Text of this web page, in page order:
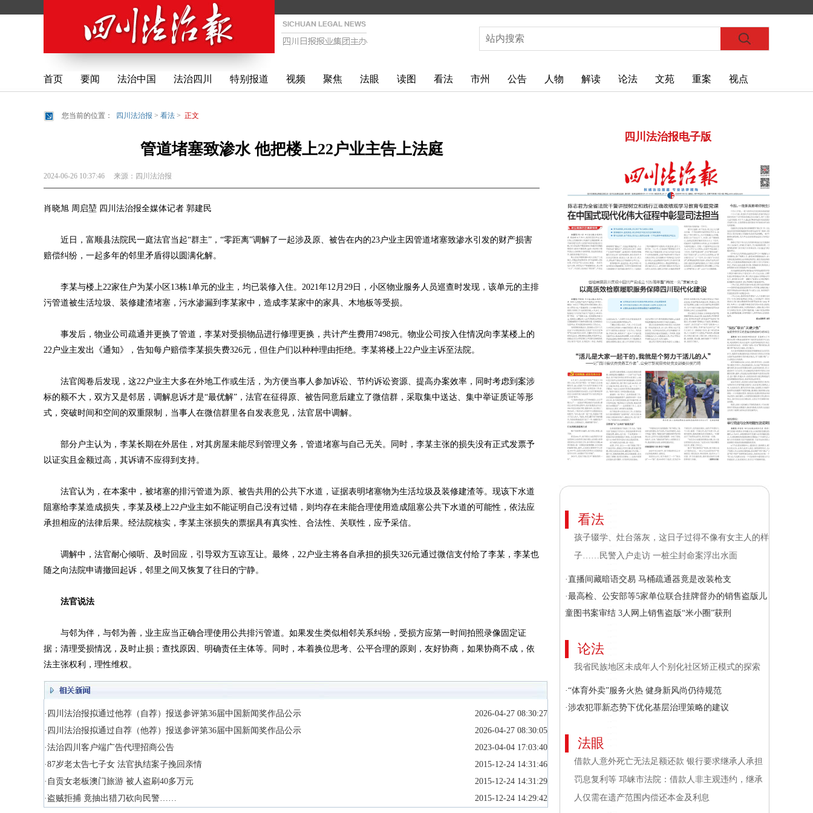
首页 要闻 法治中国 法治四川 特别报道 视频 聚焦 法眼 读图 看法 市州 公告 人物 解读 论法 文苑 重案 视点
您当前的位置： 四川法治报 > 看法 > 正文
管道堵塞致渗水 他把楼上22户业主告上法庭
2024-06-26 10:37:46 来源： 四川法治报
肖晓旭 周启堃 四川法治报全媒体记者 郭建民
近日，富顺县法院民一庭法官当起“群主”，“零距离”调解了一起涉及原、被告在内的23户业主因管道堵塞致渗水引发的财产损害
赔偿纠纷，一起多年的邻里矛盾得以圆满化解。
李某与楼上22家住户为某小区13栋1单元的业主，均已装修入住。2021年12月29日，小区物业服务人员巡查时发现，该单元的主排
污管道被生活垃圾、装修建渣堵塞，污水渗漏到李某家中，造成李某家中的家具、木地板等受损。
事发后，物业公司疏通并更换了管道，李某对受损物品进行修理更换，共计产生费用7498元。物业公司按入住情况向李某楼上的
22户业主发出《通知》，告知每户赔偿李某损失费326元，但住户们以种种理由拒绝。李某将楼上22户业主诉至法院。
法官阅卷后发现，这22户业主大多在外地工作或生活，为方便当事人参加诉讼、节约诉讼资源、提高办案效率，同时考虑到案涉
标的额不大，双方又是邻居，调解息诉才是“最优解”，法官在征得原、被告同意后建立了微信群，采取集中送达、集中举证质证等形
式，突破时间和空间的双重限制，当事人在微信群里各自发表意见，法官居中调解。
部分户主认为，李某长期在外居住，对其房屋未能尽到管理义务，管道堵塞与自己无关。同时，李某主张的损失没有正式发票予
以证实且金额过高，其诉请不应得到支持。
法官认为，在本案中，被堵塞的排污管道为原、被告共用的公共下水道，证据表明堵塞物为生活垃圾及装修建渣等。现该下水道
阻塞给李某造成损失，李某及楼上22户业主如不能证明自己没有过错，则均存在未能合理使用造成阻塞公共下水道的可能性，依法应
承担相应的法律后果。经法院核实，李某主张损失的票据具有真实性、合法性、关联性，应予采信。
调解中，法官耐心倾听、及时回应，引导双方互谅互让。最终，22户业主将各自承担的损失326元通过微信支付给了李某，李某也
随之向法院申请撤回起诉，邻里之间又恢复了往日的宁静。
法官说法
与邻为伴，与邻为善，业主应当正确合理使用公共排污管道。如果发生类似相邻关系纠纷，受损方应第一时间拍照录像固定证
据；清理受损情况，及时止损；查找原因、明确责任主体等。同时，本着换位思考、公平合理的原则，友好协商，如果协商不成，依
法主张权利，理性维权。
·四川法治报拟通过他荐（自荐）报送参评第36届中国新闻奖作品公示
2026-04-27 08:30:27
·四川法治报拟通过自荐（他荐）报送参评第36届中国新闻奖作品公示
2026-04-27 08:30:05
·法治四川客户端广告代理招商公告
2023-04-04 17:03:40
·87岁老太告七子女 法官执结案子挽回亲情
2015-12-24 14:31:46
·自贡女老板澳门旅游 被人盗刷40多万元
2015-12-24 14:31:29
·盗贼拒捕 竟抽出猎刀砍向民警……
2015-12-24 14:29:42
四川法治报电子版
看法
孩子辍学、灶台落灰，这日子过得不像有女主人的样
子……民警入户走访 一桩尘封命案浮出水面
·直播间藏暗语交易 马桶疏通器竟是改装枪支
·最高检、公安部等5家单位联合挂牌督办的销售盗版儿
童图书案审结 3人网上销售盗版“米小圈”获刑
论法
我省民族地区未成年人个别化社区矫正模式的探索
·“体育外卖”服务火热 健身新风尚仍待规范
·涉农犯罪新态势下优化基层治理策略的建议
法眼
借款人意外死亡无法足额还款 银行要求继承人承担
罚息复利等 邛崃市法院：借款人非主观违约，继承
人仅需在遗产范围内偿还本金及利息